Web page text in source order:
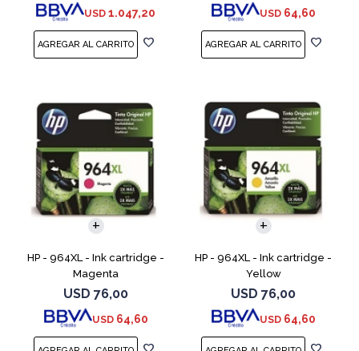
USD 1.047,20 USD 64,60
HP - 964XL - Ink cartridge -
Magenta
USD 76,00
USD 64,60
HP - 964XL - Ink cartridge -
Yellow
USD 76,00
USD 64,60